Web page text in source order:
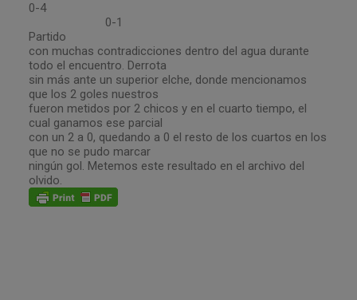
0-4
0-1
Partido
con muchas contradicciones dentro del agua durante
todo el encuentro. Derrota
sin más ante un superior elche, donde mencionamos
que los 2 goles nuestros
fueron metidos por 2 chicos y en el cuarto tiempo, el
cual ganamos ese parcial
con un 2 a 0, quedando a 0 el resto de los cuartos en los
que no se pudo marcar
ningún gol. Metemos este resultado en el archivo del
olvido.